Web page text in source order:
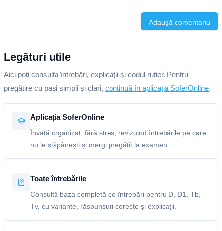
Adaugă comentariu
Legături utile
Aici poți consulta întrebări, explicații și codul rutier. Pentru
pregătire cu pași simpli și clari, continuă în aplicația SoferOnline.
Aplicația SoferOnline
Învață organizat, fără stres, revizuind întrebările pe care
nu le stăpânești și mergi pregătit la examen.
Toate întrebările
Consultă baza completă de întrebări pentru D, D1, Tb,
Tv, cu variante, răspunsuri corecte și explicații.